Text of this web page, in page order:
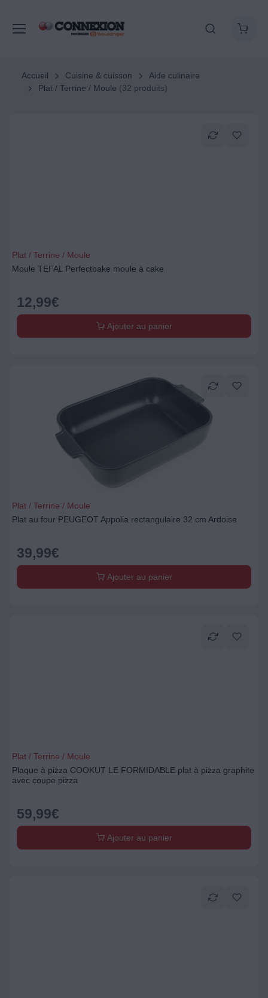
Accueil Cuisine & cuisson
Aide culinaire
Plat / Terrine / Moule (32 produits)
Plat / Terrine / Moule
Moule TEFAL Perfectbake moule à cake
12,99€
Ajouter au panier
Plat / Terrine / Moule
Plat au four PEUGEOT Appolia rectangulaire 32 cm Ardoise
39,99€
Ajouter au panier
Plat / Terrine / Moule
Plaque à pizza COOKUT LE FORMIDABLE plat à pizza graphite
avec coupe pizza
59,99€
Ajouter au panier